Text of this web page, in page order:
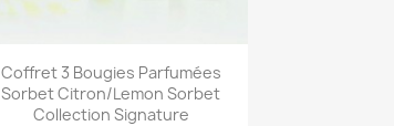
Aperçu rapide
Coffret 3 Bougies Parfumées
Sorbet Citron/Lemon Sorbet
Collection Signature